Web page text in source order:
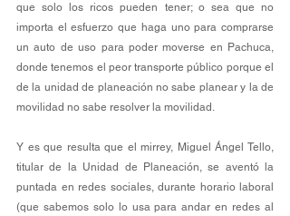
que solo los ricos pueden tener; o sea que no
importa el esfuerzo que haga uno para comprarse
un auto de uso para poder moverse en Pachuca,
donde tenemos el peor transporte público porque el
de la unidad de planeación no sabe planear y la de
movilidad no sabe resolver la movilidad.
Y es que resulta que el mirrey, Miguel Ángel Tello,
titular de la Unidad de Planeación, se aventó la
puntada en redes sociales, durante horario laboral
(que sabemos solo lo usa para andar en redes al